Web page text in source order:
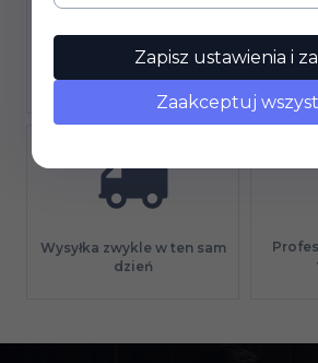
Gwarancja jakości
Wysyłka zwykle w ten sam
dzień
Zapisz ustawienia i
Zaakceptuj